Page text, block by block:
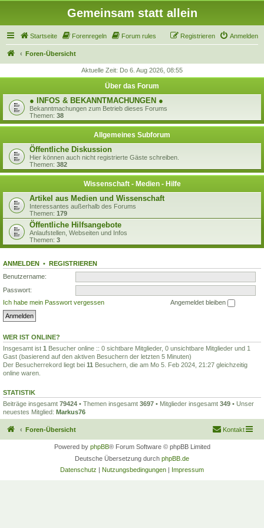
Gemeinsam statt allein
Startseite Forenregeln Forum rules Anmelden
Registrieren
Foren-Übersicht
Aktuelle Zeit: Do 6. Aug 2026, 08:55
Über das Forum
● INFOS & BEKANNTMACHUNGEN ●
Bekanntmachungen zum Betrieb dieses Forums
Themen: 38
Allgemeines Subforum
Öffentliche Diskussion
Hier können auch nicht registrierte Gäste schreiben.
Themen: 382
Wissenschaft - Medien - Hilfe
Artikel aus Medien und Wissenschaft
Interessantes außerhalb des Forums
Themen: 179
Öffentliche Hilfsangebote
Anlaufstellen, Webseiten und Infos
Themen: 3
ANMELDEN • REGISTRIEREN
Benutzername:
Passwort:
Ich habe mein Passwort vergessen
Angemeldet bleiben
WER IST ONLINE?
Insgesamt ist 1 Besucher online :: 0 sichtbare Mitglieder, 0 unsichtbare Mitglieder und 1
Gast (basierend auf den aktiven Besuchern der letzten 5 Minuten)
Der Besucherrekord liegt bei 11 Besuchern, die am Mo 5. Feb 2024, 21:27 gleichzeitig
online waren.
STATISTIK
Beiträge insgesamt 79424 • Themen insgesamt 3697 • Mitglieder insgesamt 349 • Unser
neuestes Mitglied: Markus76
Foren-Übersicht Kontakt
Powered by phpBB® Forum Software © phpBB Limited
Deutsche Übersetzung durch phpBB.de
Datenschutz | Nutzungsbedingungen | Impressum